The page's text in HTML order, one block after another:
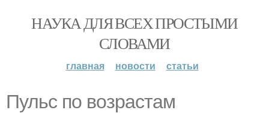
НАУКА ДЛЯ ВСЕХ ПРОСТЫМИ
СЛОВАМИ
главная новости статьи
Пульс по возрастам